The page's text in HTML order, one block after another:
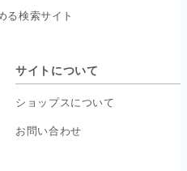
る検索サイト
サイトについて
ショップスについて
お問い合わせ